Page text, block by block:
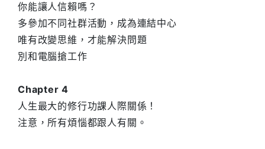
你能讓人信賴嗎？
多參加不同社群活動，成為連結中心
唯有改變思維，才能解決問題
別和電腦搶工作
Chapter 4
人生最大的修行功課人際關係！
注意，所有煩惱都跟人有關。